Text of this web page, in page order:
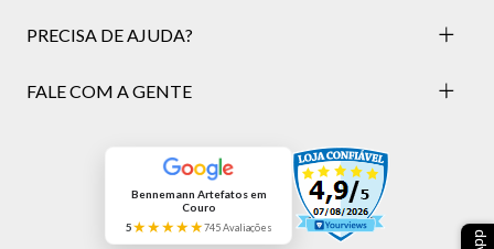
PRECISA DE AJUDA?
FALE COM A GENTE
Bennemann Artefatos em
Couro
5★★★★★745 Avaliações